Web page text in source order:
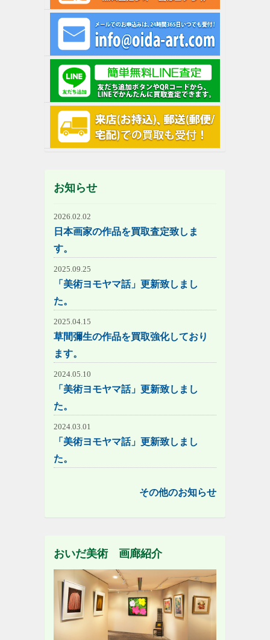
お知らせ
2026.02.02
日本画家の作品を買取査定致しま
す。
2025.09.25
「美術ヨモヤマ話」更新致しまし
た。
2025.04.15
草間彌生の作品を買取強化しており
ます。
2024.05.10
「美術ヨモヤマ話」更新致しまし
た。
2024.03.01
「美術ヨモヤマ話」更新致しまし
た。
その他のお知らせ
おいだ美術 画廊紹介